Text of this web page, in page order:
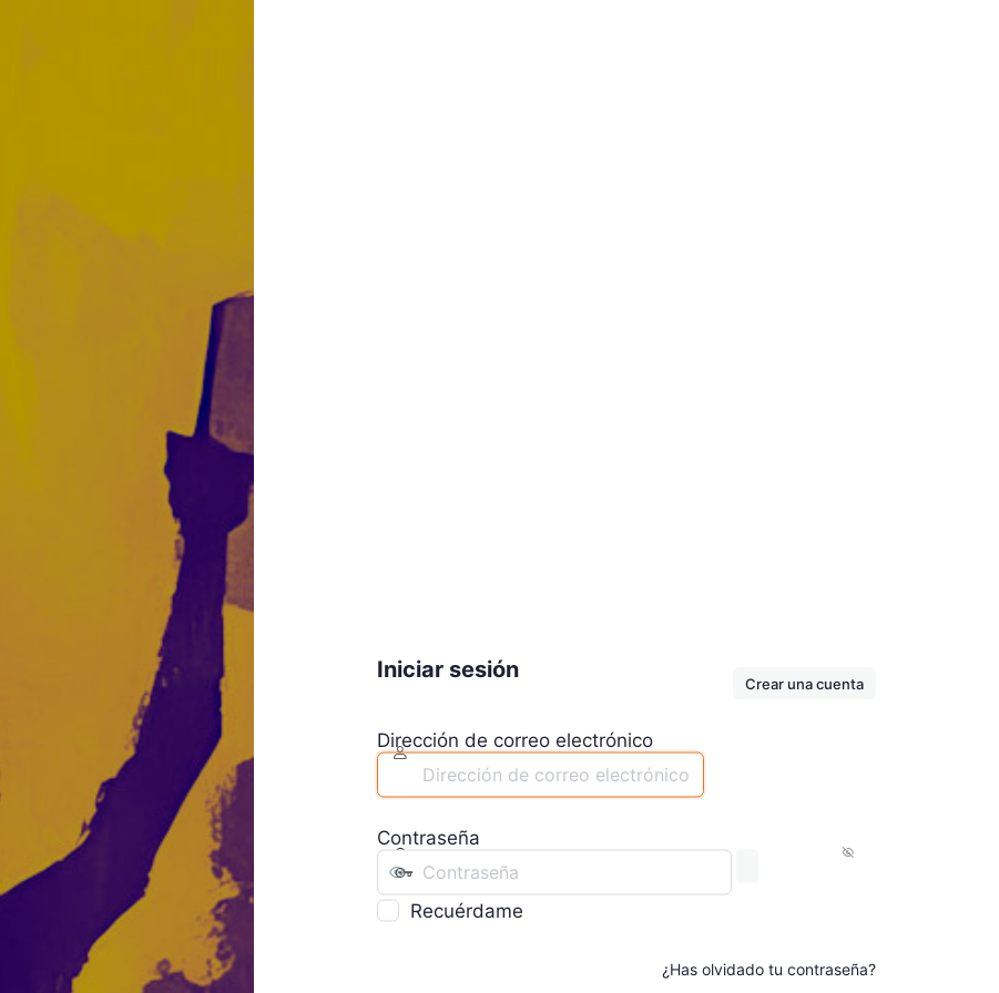
Iniciar sesión
Crear una cuenta
Dirección de correo electrónico
Contraseña
Recuérdame
¿Has olvidado tu contraseña?